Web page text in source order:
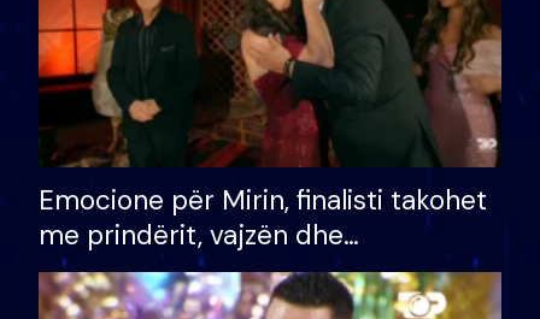
Emocione për Mirin, finalisti takohet
me prindërit, vajzën dhe
bashkëshorten: S’kemi ndonjë letër
divorci apo jo?